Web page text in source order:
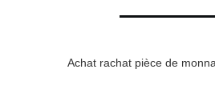
Achat rachat pièce de